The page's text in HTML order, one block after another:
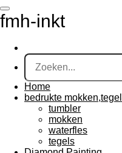
Ga
direct
hoofdinhoud
fmh-inkt
Home
bedrukte
tumbler
mokken
waterfles
tegels